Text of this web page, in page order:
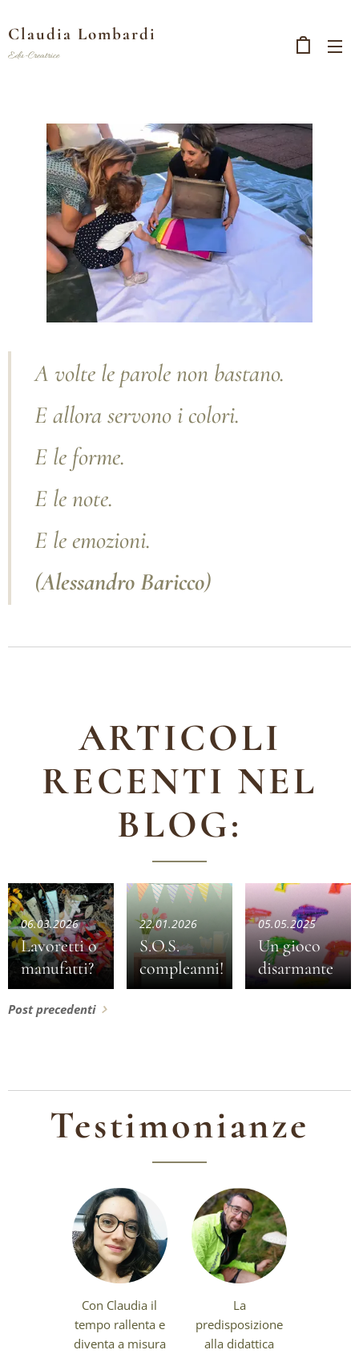
Claudia Lombardi
Edu-Creatrice
A volte le parole non bastano.
E allora servono i colori.
E le forme.
E le note.
E le emozioni.
(Alessandro Baricco)
ARTICOLI
RECENTI NEL
BLOG:
06.03.2026
Lavoretti o
manufatti?
22.01.2026
S.O.S.
compleanni!
05.05.2025
Un gioco
disarmante
Post precedenti
Testimonianze
Con Claudia il
tempo rallenta e
diventa a misura
La
predisposizione
alla didattica